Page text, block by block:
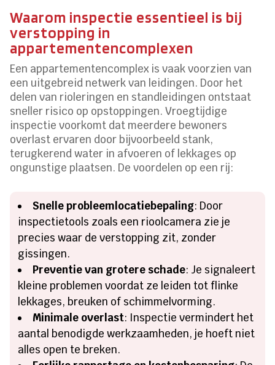
Waarom inspectie essentieel is bij
verstopping in
appartementencomplexen
Een appartementencomplex is vaak voorzien van
een uitgebreid netwerk van leidingen. Door het
delen van rioleringen en standleidingen ontstaat
sneller risico op opstoppingen. Vroegtijdige
inspectie voorkomt dat meerdere bewoners
overlast ervaren door bijvoorbeeld stank,
terugkerend water in afvoeren of lekkages op
ongunstige plaatsen. De voordelen op een rij:
Snelle probleemlocatiebepaling: Door
inspectietools zoals een rioolcamera zie je
precies waar de verstopping zit, zonder
gissingen.
Preventie van grotere schade: Je signaleert
kleine problemen voordat ze leiden tot flinke
lekkages, breuken of schimmelvorming.
Minimale overlast: Inspectie vermindert het
aantal benodigde werkzaamheden, je hoeft niet
alles open te breken.